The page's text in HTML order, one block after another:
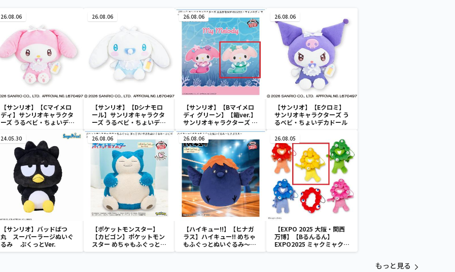
26.08.06
【サンリオ】【Cマイメロ
ディ】サンリオキャラクタ
ーズ うるベビ・ちょいデカ
26.08.06
【サンリオ】【Dシナモロ
ール】サンリオキャラクタ
ーズ うるベビ・ちょいデカ
ドール
26.08.06
【サンリオ】【Bマイメロ
ディ グリーン】【箱ver.】
サンリオキャラクターズ お
おきなSOFVIMATES～マ
イメロディ マーメイドver.
～
26.08.06
【サンリオ】【Eクロミ】
サンリオキャラクターズ う
るベビ・ちょいデカドール
24.05.30
【サンリオ】バッドばつ
丸 スーパーラージぬいぐ
るみ ぷくっとVer.
26.08.06
【ポケットモンスター】
【カビゴン】ポケットモン
スター めちゃもふぐっと
ほっこりいやされぬいぐる
26.08.06
【ハイキュー!!】【ヒナガ
ラス】ハイキュー!! めちゃ
もふぐっとぬいぐるみ～ヒ
ナガラス～
26.08.05
【EXPO 2025 大阪・関西
万博】【Bるんるん】
EXPO2025 ミャクミャク
カラフルゴム紐付きぬいぐ
もっと見る